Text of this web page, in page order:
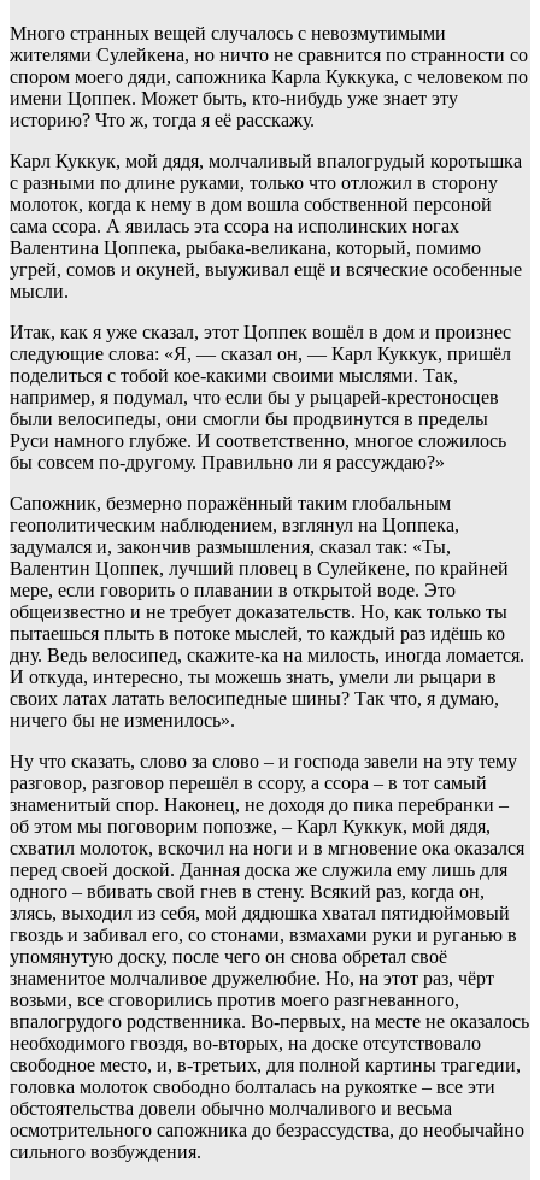
Много странных вещей случалось с невозмутимыми
жителями Сулейкена, но ничто не сравнится по странности со
спором моего дяди, сапожника Карла Куккука, с человеком по
имени Цоппек. Может быть, кто-нибудь уже знает эту
историю? Что ж, тогда я её расскажу.
Карл Куккук, мой дядя, молчаливый впалогрудый коротышка
с разными по длине руками, только что отложил в сторону
молоток, когда к нему в дом вошла собственной персоной
сама ссора. А явилась эта ссора на исполинских ногах
Валентина Цоппека, рыбака-великана, который, помимо
угрей, сомов и окуней, выуживал ещё и всяческие особенные
мысли.
Итак, как я уже сказал, этот Цоппек вошёл в дом и произнес
следующие слова: «Я, — сказал он, — Карл Куккук, пришёл
поделиться с тобой кое-какими своими мыслями. Так,
например, я подумал, что если бы у рыцарей-крестоносцев
были велосипеды, они смогли бы продвинутся в пределы
Руси намного глубже. И соответственно, многое сложилось
бы совсем по-другому. Правильно ли я рассуждаю?»
Сапожник, безмерно поражённый таким глобальным
геополитическим наблюдением, взглянул на Цоппека,
задумался и, закончив размышления, сказал так: «Ты,
Валентин Цоппек, лучший пловец в Сулейкене, по крайней
мере, если говорить о плавании в открытой воде. Это
общеизвестно и не требует доказательств. Но, как только ты
пытаешься плыть в потоке мыслей, то каждый раз идёшь ко
дну. Ведь велосипед, скажите-ка на милость, иногда ломается.
И откуда, интересно, ты можешь знать, умели ли рыцари в
своих латах латать велосипедные шины? Так что, я думаю,
ничего бы не изменилось».
Ну что сказать, слово за слово – и господа завели на эту тему
разговор, разговор перешёл в ссору, а ссора – в тот самый
знаменитый спор. Наконец, не доходя до пика перебранки –
об этом мы поговорим попозже, – Карл Куккук, мой дядя,
схватил молоток, вскочил на ноги и в мгновение ока оказался
перед своей доской. Данная доска же служила ему лишь для
одного – вбивать свой гнев в стену. Всякий раз, когда он,
злясь, выходил из себя, мой дядюшка хватал пятидюймовый
гвоздь и забивал его, со стонами, взмахами руки и руганью в
упомянутую доску, после чего он снова обретал своё
знаменитое молчаливое дружелюбие. Но, на этот раз, чёрт
возьми, все сговорились против моего разгневанного,
впалогрудого родственника. Во-первых, на месте не оказалось
необходимого гвоздя, во-вторых, на доске отсутствовало
свободное место, и, в-третьих, для полной картины трагедии,
головка молоток свободно болталась на рукоятке – все эти
обстоятельства довели обычно молчаливого и весьма
осмотрительного сапожника до безрассудства, до необычайно
сильного возбуждения.